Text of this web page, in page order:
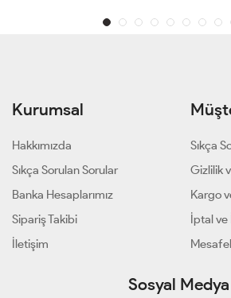
Kurumsal
Hakkımızda
Sıkça Sorulan Sorular
Banka Hesaplarımız
Sipariş Takibi
İletişim
Sıkça
Gizlilik
Kargo
İptal ve
Sosyal Medya